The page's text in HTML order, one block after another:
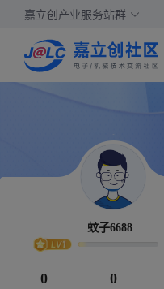
嘉立创产业服务站群
蚊子6688
0 0